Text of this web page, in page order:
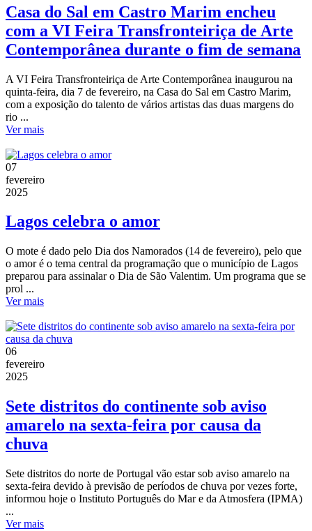
Casa do Sal em Castro Marim encheu
com a VI Feira Transfronteiriça de Arte
Contemporânea durante o fim de semana
A VI Feira Transfronteiriça de Arte Contemporânea inaugurou na
quinta-feira, dia 7 de fevereiro, na Casa do Sal em Castro Marim,
com a exposição do talento de vários artistas das duas margens do
rio ...
Ver mais
07
fevereiro
2025
Lagos celebra o amor
O mote é dado pelo Dia dos Namorados (14 de fevereiro), pelo que
o amor é o tema central da programação que o município de Lagos
preparou para assinalar o Dia de São Valentim. Um programa que se
prol ...
Ver mais
06
fevereiro
2025
Sete distritos do continente sob aviso
amarelo na sexta-feira por causa da
chuva
Sete distritos do norte de Portugal vão estar sob aviso amarelo na
sexta-feira devido à previsão de períodos de chuva por vezes forte,
informou hoje o Instituto Português do Mar e da Atmosfera (IPMA)
...
Ver mais